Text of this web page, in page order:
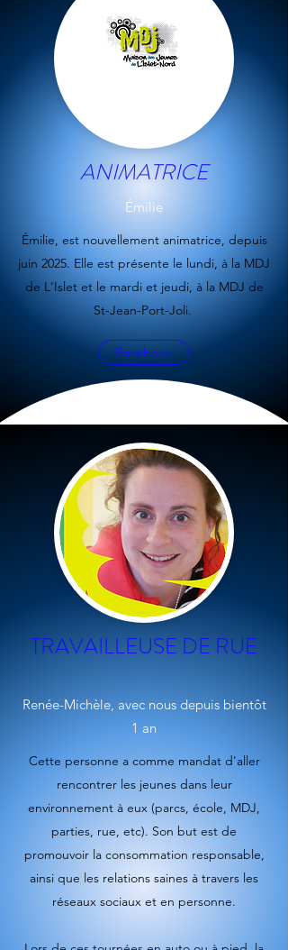
ANIMATRICE
Émilie
Émilie, est nouvellement animatrice, depuis
juin 2025. Elle est présente le lundi, à la MDJ
de L'Islet et le mardi et jeudi, à la MDJ de
St-Jean-Port-Joli.
Facebook
TRAVAILLEUSE DE RUE
Renée-Michèle, avec nous depuis bientôt
1 an
Cette personne a comme mandat d'aller
rencontrer les jeunes dans leur
environnement à eux (parcs, école, MDJ,
parties, rue, etc). Son but est de
promouvoir la consommation responsable,
ainsi que les relations saines à travers les
réseaux sociaux et en personne.